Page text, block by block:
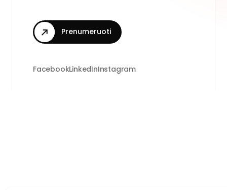
Prenumeruoti
FacebookLinkedInInstagram